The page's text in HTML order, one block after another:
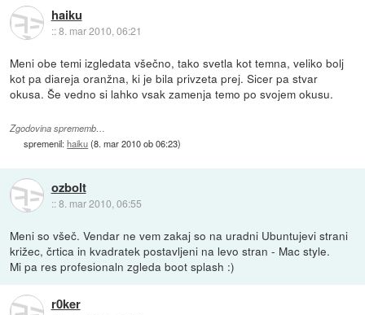
haiku
::8. mar 2010, 06:21
Meni obe temi izgledata všečno, tako svetla kot temna, veliko bolj
kot pa diareja oranžna, ki je bila privzeta prej. Sicer pa stvar
okusa. Še vedno si lahko vsak zamenja temo po svojem okusu.
Zgodovina sprememb…
spremenil:haiku(8. mar 2010 ob 06:23)
ozbolt
::8. mar 2010, 06:55
Meni so všeč. Vendar ne vem zakaj so na uradni Ubuntujevi strani
križec, črtica in kvadratek postavljeni na levo stran - Mac style.
Mi pa res profesionaln zgleda boot splash :)
r0ker